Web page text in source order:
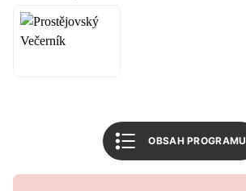
OBSAH PROGRAMU